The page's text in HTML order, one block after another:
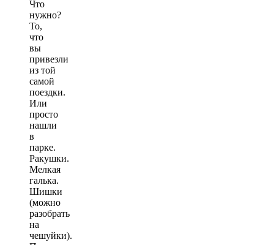
Что
нужно?
То,
что
вы
привезли
из той
самой
поездки.
Или
просто
нашли
в
парке.
Ракушки.
Мелкая
галька.
Шишки
(можно
разобрать
на
чешуйки).